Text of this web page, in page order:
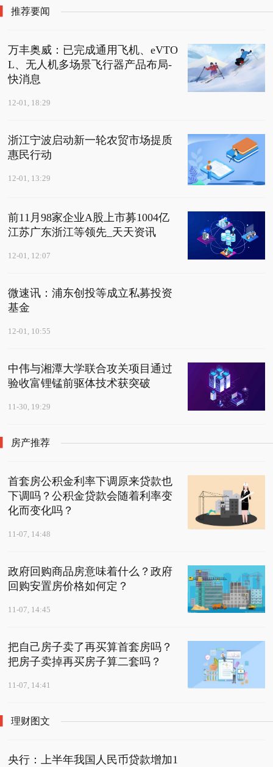
推荐要闻
万丰奥威：已完成通用飞机、eVTO
L、无人机多场景飞行器产品布局-
快消息
12-01, 18:29
浙江宁波启动新一轮农贸市场提质
惠民行动
12-01, 13:29
前11月98家企业A股上市募1004亿
江苏广东浙江等领先_天天资讯
12-01, 12:07
微速讯：浦东创投等成立私募投资
基金
12-01, 10:55
中伟与湘潭大学联合攻关项目通过
验收富锂锰前驱体技术获突破
11-30, 19:29
房产推荐
首套房公积金利率下调原来贷款也
下调吗？公积金贷款会随着利率变
化而变化吗？
11-07, 14:48
政府回购商品房意味着什么？政府
回购安置房价格如何定？
11-07, 14:45
把自己房子卖了再买算首套房吗？
把房子卖掉再买房子算二套吗？
11-07, 14:41
理财图文
央行：上半年我国人民币贷款增加1